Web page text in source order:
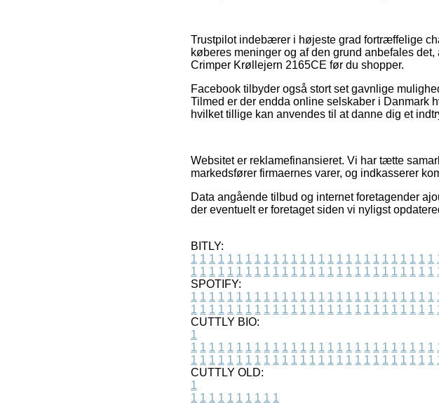
Trustpilot indebærer i højeste grad fortræffelige
køberes meninger og af den grund anbefales
Crimper Krøllejern 2165CE før du shopper.
Facebook tilbyder også stort set gavnlige
Tilmed er der endda online selskaber i Danmark
hvilket tillige kan anvendes til at danne dig et
Websitet er reklamefinansieret. Vi har tætte
markedsfører firmaernes varer, og indkasserer
Data angående tilbud og internet foretagender
der eventuelt er foretaget siden vi nyligst
BITLY:
1 1 1 1 1 1 1 1 1 1 1 1 1 1 1 1 1 1 1 1 1 1 1 1 1 1 1
1 1 1 1 1 1 1 1 1 1 1 1 1 1 1 1 1 1 1 1 1 1 1 1 1 1 1
SPOTIFY:
1 1 1 1 1 1 1 1 1 1 1 1 1 1 1 1 1 1 1 1 1 1 1 1 1 1 1
1 1 1 1 1 1 1 1 1 1 1 1 1 1 1 1 1 1 1 1 1 1 1 1 1 1 1
CUTTLY BIO:
1
1 1 1 1 1 1 1 1 1 1 1 1 1 1 1 1 1 1 1 1 1 1 1 1 1 1 1
1 1 1 1 1 1 1 1 1 1 1 1 1 1 1 1 1 1 1 1 1 1 1 1 1 1 1
CUTTLY OLD:
1
1 1 1 1 1 1 1 1 1 1